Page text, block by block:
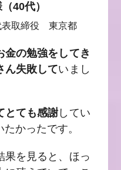
40代）
取締役 東京都
金の勉強をしてき
ん失敗していまし
とても感謝してい
かったです。
果を見ると、ほっ